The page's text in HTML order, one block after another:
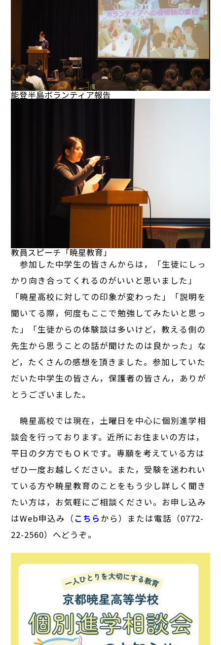
能登半島ボランティア報告
教員スピーチ「暁星教育」
参加した中学生の皆さんからは，「生徒にしっ
かり向き合ってくれるのがいいと思いました」
「暁星高校に対しての印象が変わった」「説明を
聞いてる際，何度もここで勉強してみたいと思っ
た」「生徒からの体験談は多いけど，教える側の
先生から思うことの話が聞けたのは良かった」な
ど，たくさんの感想を頂きました。参加していた
だいた中学生の皆さん，保護者の皆さん，ありが
とうございました。
暁星高校では現在，土曜日を中心に個別進学相
談会を行っております。近所にお住まいの方は，
平日の夕方でもＯＫです。専願を考えている方は
ぜひ一度お越しください。また，受験を迷われい
ている方や暁星教育のことをもう少し詳しく聞き
たい方は，お気軽にご相談ください。お申し込み
はWeb申込み（ こちら から）または電話（0772-
22-2560）へどうぞ。